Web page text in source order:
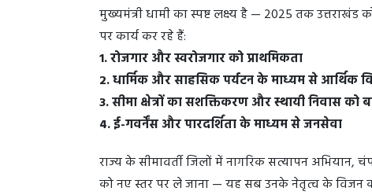
मुख्यमंत्री धामी का स्पष्ट लक्ष्य है — 2025 तक
पर कार्य कर रहे हैं:
1. रोजगार और स्वरोजगार को प्राथमिकता
2. धार्मिक और साहसिक पर्यटन के माध्यम से आर्थिक
3. सीमा क्षेत्रों का सशक्तिकरण और स्थायी निवास को
4. ई-गवर्नेंस और पारदर्शिता के माध्यम से जनसेवा
राज्य के सीमावर्ती जिलों में नागरिक सत्यापन अभियान,
को नए स्तर पर ले जाना — यह सब उनके नेतृत्व के विजन